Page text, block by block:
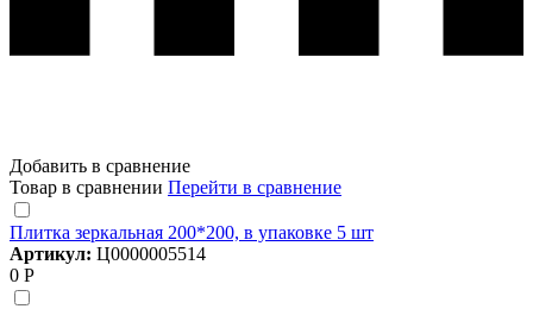
Добавить в сравнение
Товар в сравнении Перейти в сравнение
Плитка зеркальная 200*200, в упаковке 5 шт
Артикул: Ц0000005514
0 Р